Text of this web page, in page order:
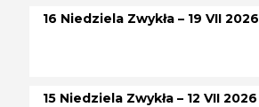
16 Niedziela Zwykła – 19 VII 2026
15 Niedziela Zwykła – 12 VII 2026